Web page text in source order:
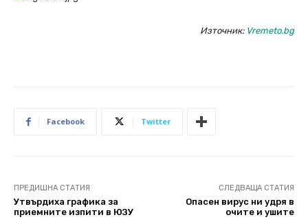
Източник: Vremeto.bg
Facebook Twitter
ПРЕДИШНА СТАТИЯ
Утвърдиха графика за
приемните изпити в ЮЗУ
СЛЕДВАЩА СТАТИЯ
Опасен вирус ни удря в
очите и ушите